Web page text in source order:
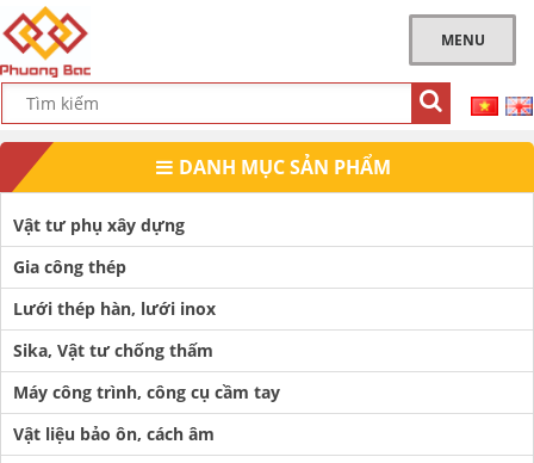
MENU
DANH MỤC SẢN PHẨM
Vật tư phụ xây dựng
Gia công thép
Lưới thép hàn, lưới inox
Sika, Vật tư chống thấm
Máy công trình, công cụ cầm tay
Vật liệu bảo ôn, cách âm